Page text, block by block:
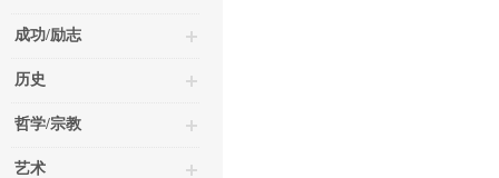
成功/励志
历史
哲学/宗教
艺术